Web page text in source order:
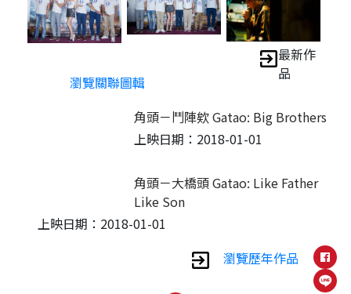
瀏覽關聯圖輯
最新作
品
角頭－鬥陣欸 Gatao: Big Brothers
上映日期：2018-01-01
角頭－大橋頭 Gatao: Like Father
Like Son
上映日期：2018-01-01
瀏覽歷年作品